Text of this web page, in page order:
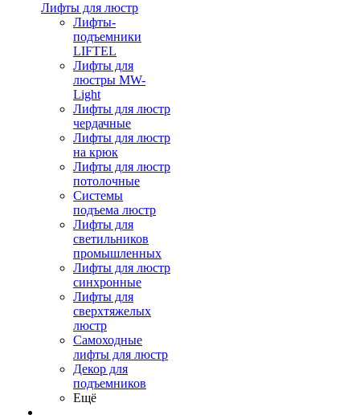
Лифты для люстр
Лифты-
подъемники
LIFTEL
Лифты для
люстры MW-
Light
Лифты для люстр
чердачные
Лифты для люстр
на крюк
Лифты для люстр
потолочные
Системы
подъема люстр
Лифты для
светильников
промышленных
Лифты для люстр
синхронные
Лифты для
сверхтяжелых
люстр
Самоходные
лифты для люстр
Декор для
подъемников
Ещё